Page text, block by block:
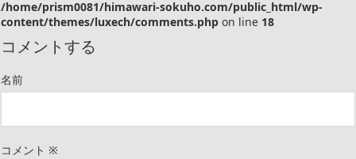
/home/prism0081/himawari-sokuho.com/public_html/wp-
content/themes/luxech/comments.php on line 18
コメントする
名前
コメント ※